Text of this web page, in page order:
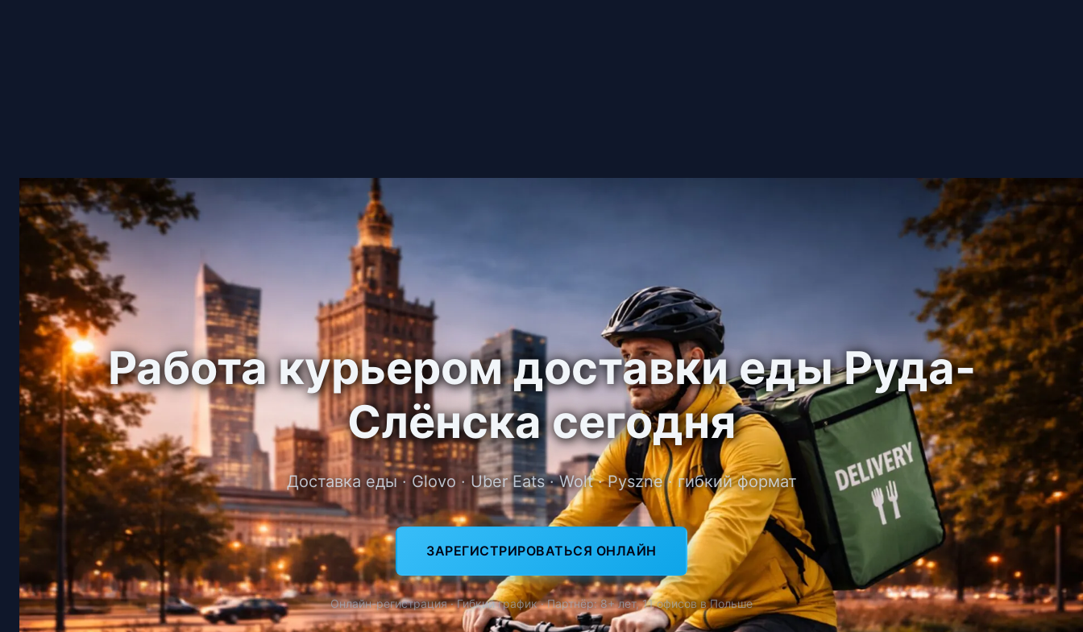
Работа курьером доставки еды Руда-
Слёнска сегодня
Доставка еды · Glovo · Uber Eats · Wolt · Pyszne · гибкий формат
ЗАРЕГИСТРИРОВАТЬСЯ ОНЛАЙН
Онлайн-регистрация · Гибкий график · Партнёр: 8+ лет, 11 офисов в Польше